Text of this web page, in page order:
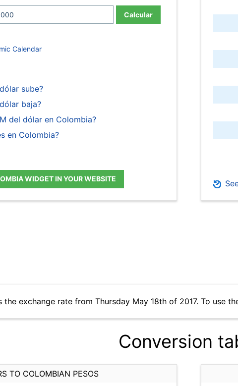
Calcular
Calendar
sube?
baja?
del dólar en Colombia?
en Colombia?
WIDGET IN YOUR WEBSITE
the exchange rate from Thursday May 18th of 2017. To use
Conversion
TO COLOMBIAN PESOS